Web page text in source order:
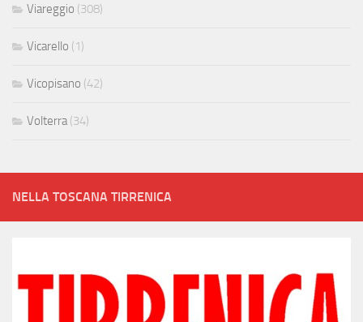
Viareggio (308)
Vicarello (1)
Vicopisano (42)
Volterra(34)
NELLA TOSCANA TIRRENICA